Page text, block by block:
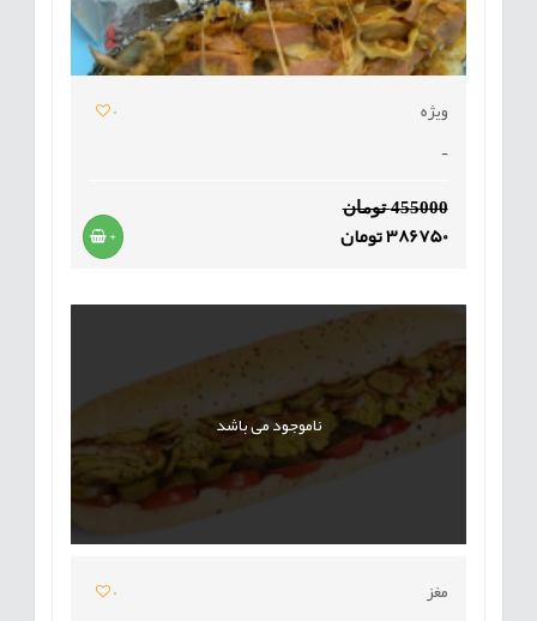
ویژه
0
-
455000 تومان
386750 تومان +
ناموجود می باشد
مغز
0